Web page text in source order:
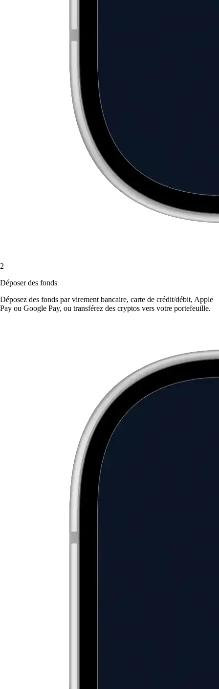
2
Déposer des fonds
Déposez des fonds par virement bancaire, carte de crédit/débit, Apple
Pay ou Google Pay, ou transférez des cryptos vers votre portefeuille.